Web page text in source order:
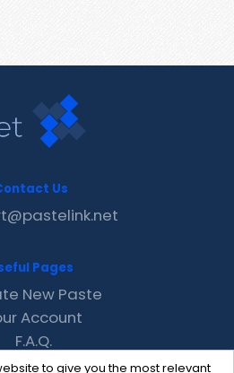
to give you the most relevant
Us
Pages
New Paste
Account
F.A.Q.
Recent